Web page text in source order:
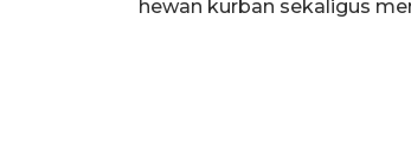
hewan kurban sekaligus